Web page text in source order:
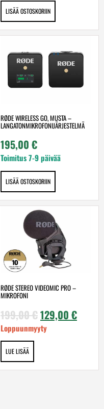
LISÄÄ OSTOSKORIIN
RØDE WIRELESS GO, MUSTA –
LANGATONMIKROFONIJÄRJESTELMÄ
195,00 €
Toimitus 7-9 päivää
LISÄÄ OSTOSKORIIN
RØDE STEREO VIDEOMIC PRO –
MIKROFONI
199,00€129,00 €
Loppuunmyyty
LUE LISÄÄ